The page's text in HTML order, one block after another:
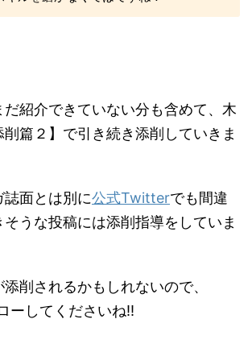
だ紹介できていない分も含めて、木
篇２】で引き続き添削していきま
誌面とは別に公式Twitterでも間違
うな投稿には添削指導をしていま
削されるかもしれないので、
ーしてくださいね!!